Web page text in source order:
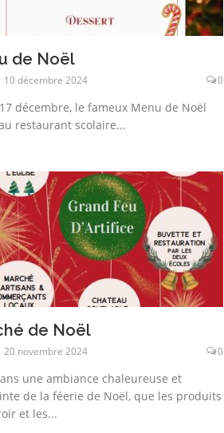
de Noël
10 décembre 2024 0
décembre, le fameux Menu de Noël
restaurant scolaire...
de Noël
20 novembre 2024 0
une ambiance chaleureuse et
de la féerie de Noël, que les produits
et les...